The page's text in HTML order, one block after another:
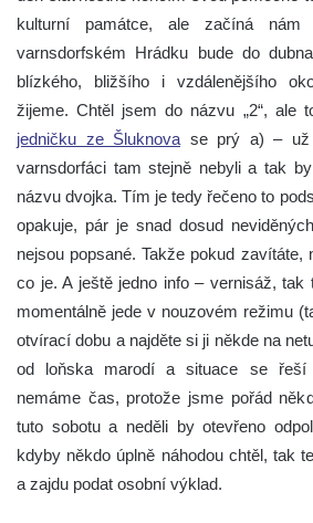
kulturní památce, ale začíná
varnsdorfském Hrádku bude do
blízkého, bližšího i vzdálenějšího
žijeme. Chtěl jsem do názvu „2“, ale
jedničku ze Šluknovase prý a) – už
varnsdorfáci tam stejně nebyli a tak
názvu dvojka. Tím je tedy řečeno to
opakuje, pár je snad dosud
nejsou popsané. Takže pokud zavítáte,
co je. A ještě jedno info – vernisáž, tak
momentálně jede v nouzovém režimu
otvírací dobu a najděte si ji někde na
od loňska marodí a situace se řeší
nemáme čas, protože jsme pořád
tuto sobotu a neděli by otevřeno
kdyby někdo úplně náhodou chtěl, tak
a zajdu podat osobní výklad.